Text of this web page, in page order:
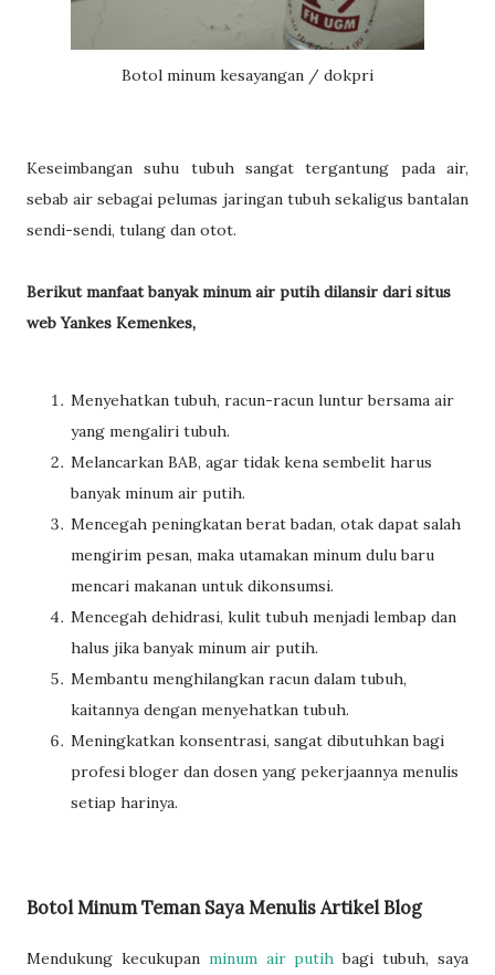
Botol minum kesayangan / dokpri
Keseimbangan suhu tubuh sangat tergantung pada air,
sebab air sebagai pelumas jaringan tubuh sekaligus bantalan
sendi-sendi, tulang dan otot.
Berikut manfaat banyak minum air putih dilansir dari situs
web Yankes Kemenkes,
Menyehatkan tubuh, racun-racun luntur bersama air
yang mengaliri tubuh.
Melancarkan BAB, agar tidak kena sembelit harus
banyak minum air putih.
Mencegah peningkatan berat badan, otak dapat salah
mengirim pesan, maka utamakan minum dulu baru
mencari makanan untuk dikonsumsi.
Mencegah dehidrasi, kulit tubuh menjadi lembap dan
halus jika banyak minum air putih.
Membantu menghilangkan racun dalam tubuh,
kaitannya dengan menyehatkan tubuh.
Meningkatkan konsentrasi, sangat dibutuhkan bagi
profesi bloger dan dosen yang pekerjaannya menulis
setiap harinya.
Botol Minum Teman Saya Menulis Artikel Blog
Mendukung kecukupan minum air putih bagi tubuh, saya